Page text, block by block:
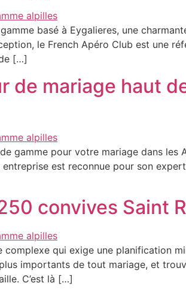
basé à Eygalieres, une
le French Apéro Club est une
[…]
de mariage haut
gamme pour votre mariage dans
est reconnue pour son
convives Saint
complexe qui exige une planification
importants de tout mariage, et
C’est là […]